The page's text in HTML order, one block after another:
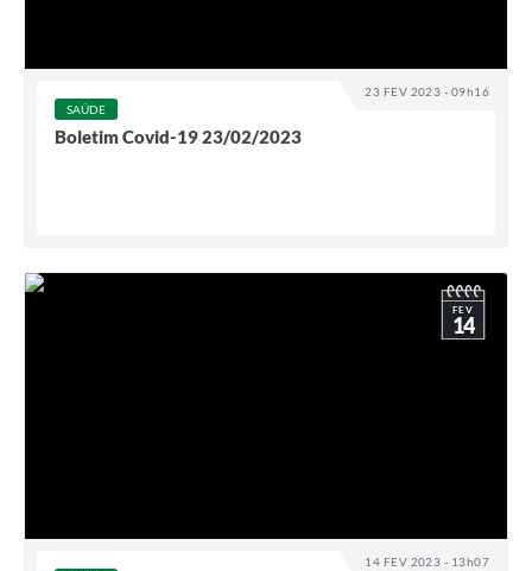
23 FEV 2023 - 09h16
SAÚDE
Boletim Covid-19 23/02/2023
14 FEV 2023 - 13h07
FEV
14